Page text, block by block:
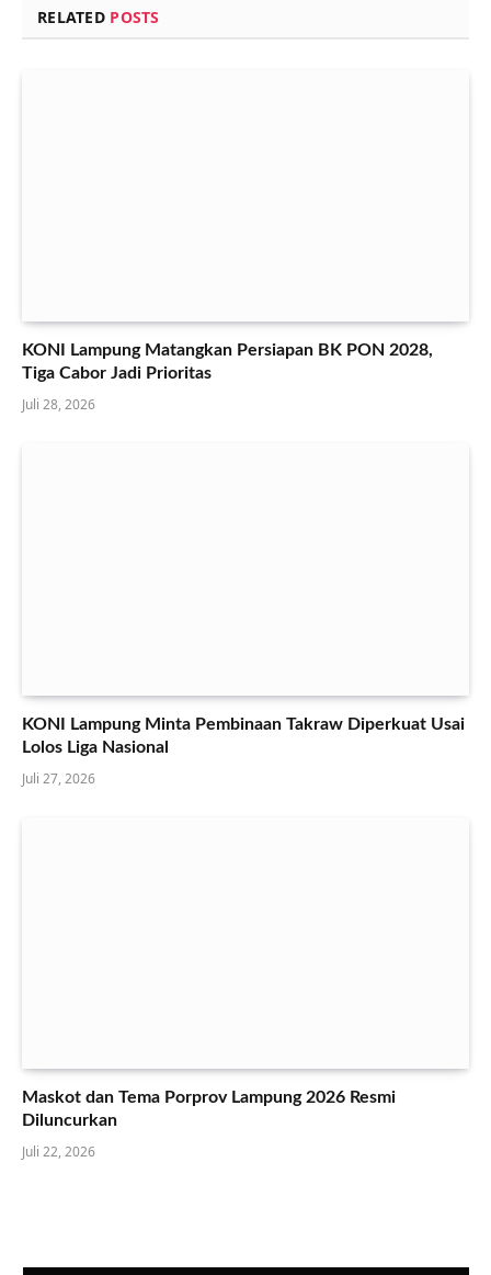
RELATED POSTS
KONI Lampung Matangkan Persiapan BK PON 2028,
Tiga Cabor Jadi Prioritas
Juli 28, 2026
KONI Lampung Minta Pembinaan Takraw Diperkuat Usai
Lolos Liga Nasional
Juli 27, 2026
Maskot dan Tema Porprov Lampung 2026 Resmi
Diluncurkan
Juli 22, 2026